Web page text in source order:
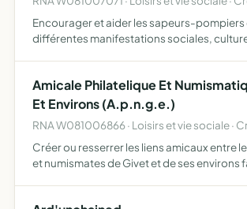
Encourager et aider les sapeurs-pompiers
différentes manifestations sociales,
Amicale Philatelique Et
Et Environs (A.p.n.g.e.)
RNA W081006866 · Loisirs et vie sociale ·
Créer ou resserrer les liens amicaux entre
et numismates de Givet et de ses environs